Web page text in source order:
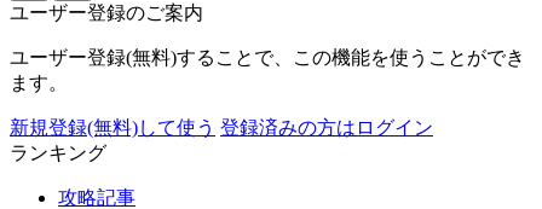
ユーザー登録のご案内
ユーザー登録(無料)することで、この機能を使うことができ
ます。
新規登録(無料)して使う 登録済みの方はログイン
ランキング
攻略記事